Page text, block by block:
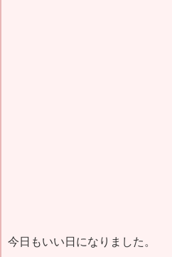
今日もいい日になりました。